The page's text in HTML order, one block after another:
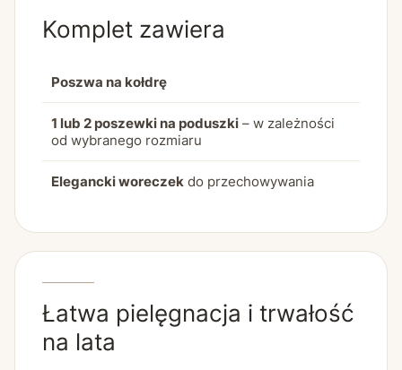
Komplet zawiera
Poszwa na kołdrę
1 lub 2 poszewki na poduszki – w zależności
od wybranego rozmiaru
Elegancki woreczek do przechowywania
Łatwa pielęgnacja i trwałość
na lata